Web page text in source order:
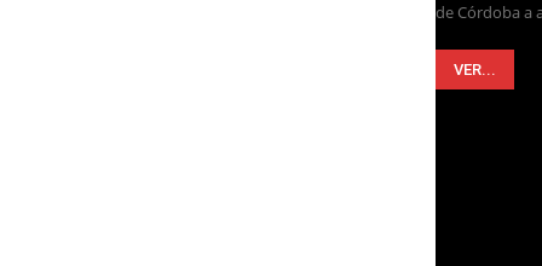
de Córdoba a
VER...